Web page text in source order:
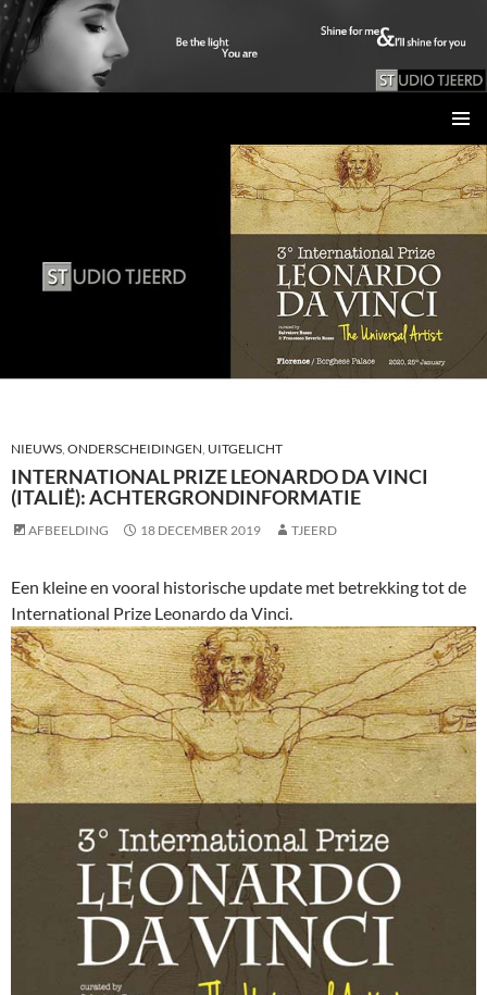
MENU
NIEUWS, ONDERSCHEIDINGEN, UITGELICHT
INTERNATIONAL PRIZE LEONARDO DA VINCI
(ITALIË): ACHTERGRONDINFORMATIE
AFBEELDING 18 DECEMBER 2019 TJEERD
Een kleine en vooral historische update met betrekking tot de
International Prize Leonardo da Vinci.